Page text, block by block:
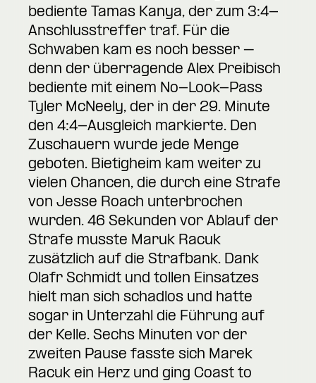
bediente Tamas Kanya, der zum 3:4-
Anschlusstreffer traf. Für die
Schwaben kam es noch besser –
denn der überragende Alex Preibisch
bediente mit einem No-Look-Pass
Tyler McNeely, der in der 29. Minute
den 4:4-Ausgleich markierte. Den
Zuschauern wurde jede Menge
geboten. Bietigheim kam weiter zu
vielen Chancen, die durch eine Strafe
von Jesse Roach unterbrochen
wurden. 46 Sekunden vor Ablauf der
Strafe musste Maruk Racuk
zusätzlich auf die Strafbank. Dank
Olafr Schmidt und tollen Einsatzes
hielt man sich schadlos und hatte
sogar in Unterzahl die Führung auf
der Kelle. Sechs Minuten vor der
zweiten Pause fasste sich Marek
Racuk ein Herz und ging Coast to